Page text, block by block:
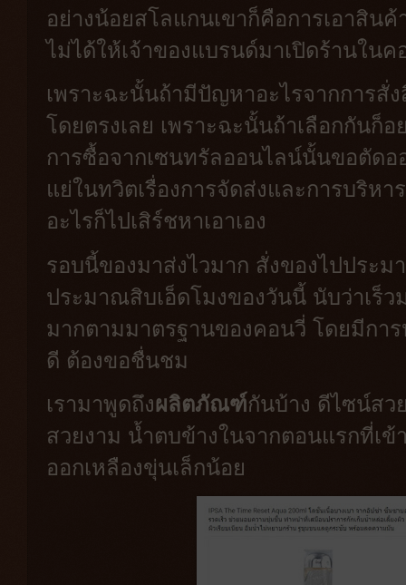
อย่างน้อยสโลแกนเขาก็คือการเอาสิน
ไม่ได้ให้เจ้าของแบรนด์มาเปิดร้านในค
เพราะฉะนั้นถ้ามีปัญหาอะไรจากการสั่
โดยตรงเลย เพราะฉะนั้นถ้าเลือกกันก็
การซื้อจากเซนทรัลออนไลน์นั้นขอตัดอ
แย่ในทวิตเรื่องการจัดส่งและการบริห
อะไรก็ไปเสิร์ชหาเอาเอง
รอบนี้ของมาส่งไวมาก สั่งของไปประ
ประมาณสิบเอ็ดโมงของวันนี้ นับว่าเร็
มากตามมาตรฐานของคอนวี่ โดยมีกา
ดี ต้องขอชื่นชม
เรามาพูดถึงผลิตภัณฑ์กันบ้าง ดีไซน์สว
สวยงาม น้ำตบข้างในจากตอนแรกที่เข้
ออกเหลืองขุ่นเล็กน้อย